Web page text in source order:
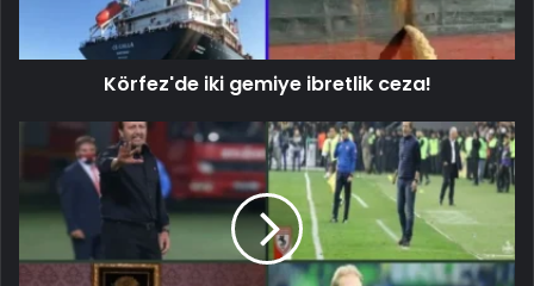
Körfez'de iki gemiye ibretlik ceza!